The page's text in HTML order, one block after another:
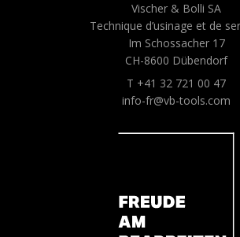
Vischer & Bolli SA
Technique d’usinage et de
Im Schossacher 17
CH-8600 Dübendorf
T +41 32 721 00 47
info-fr@vb-tools.com